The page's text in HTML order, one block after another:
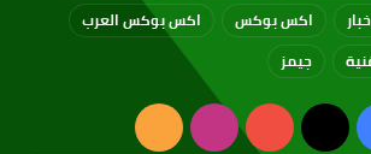
اكس بوكس
اكس بوكس العرب
جيمز
فيسبوك
‫X
‫YouTubeانستقرامملخص